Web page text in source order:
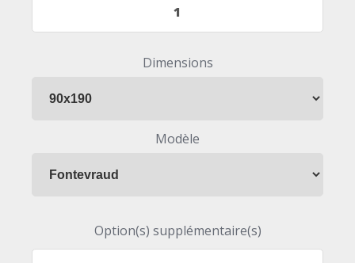
Dimensions
Modèle
Option(s) supplémentaire(s)